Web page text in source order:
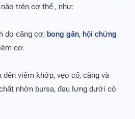
trên cơ thể , như:
do căng cơ, bong gân, hội chứng
cơ.
viêm khớp, vẹo cổ, căng và
nhờn bursa, đau lưng dưới có